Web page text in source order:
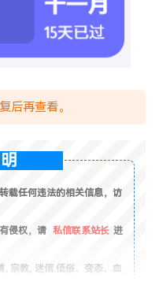
后再查看。
载任何违法的相关信息，访
侵权，请
私信联系站长 进
, 宗教, 迷信.低俗、变态、血